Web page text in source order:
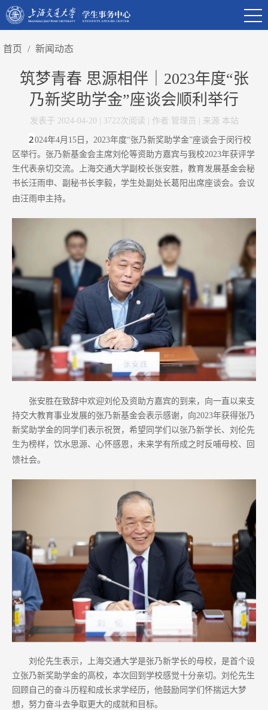
首页 / 新闻动态
筑梦青春 思源相伴｜2023年度“张
乃新奖助学金”座谈会顺利举行
发表于 2024-04-20 | 3722次阅读 | 作者 管理员 | 来源 本站
2024年4月15日，2023年度“张乃新奖助学金”座谈会于闵行校
区举行。张乃新基金会主席刘伦等资助方嘉宾与我校2023年获评学
生代表亲切交流。上海交通大学副校长张安胜，教育发展基金会秘
书长汪雨申、副秘书长李毅，学生处副处长葛阳出席座谈会。会议
由汪雨申主持。
张安胜在致辞中欢迎刘伦及资助方嘉宾的到来，向一直以来支
持交大教育事业发展的张乃新基金会表示感谢，向2023年获得张乃
新奖助学金的同学们表示祝贺，希望同学们以张乃新学长、刘伦先
生为榜样，饮水思源、心怀感恩，未来学有所成之时反哺母校、回
馈社会。
刘 伦先生表示，上海交通大学是张乃新学长的母校，是首个设
立张乃新奖助学金的高校，本次回到学校感觉十分亲切。刘伦先生
回顾自己的奋斗历程和成长求学经历，他鼓励同学们怀揣远大梦
想，努力奋斗去争取更大的成就和目标。